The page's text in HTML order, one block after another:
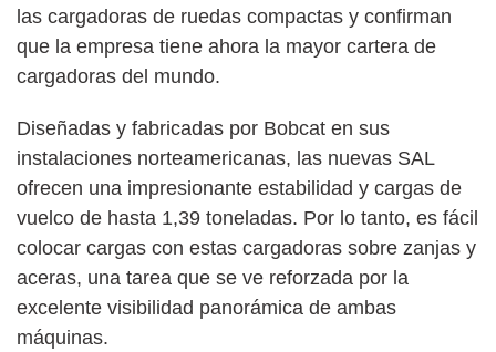
las cargadoras de ruedas compactas y confirman
que la empresa tiene ahora la mayor cartera de
cargadoras del mundo.
Diseñadas y fabricadas por Bobcat en sus
instalaciones norteamericanas, las nuevas SAL
ofrecen una impresionante estabilidad y cargas de
vuelco de hasta 1,39 toneladas. Por lo tanto, es fácil
colocar cargas con estas cargadoras sobre zanjas y
aceras, una tarea que se ve reforzada por la
excelente visibilidad panorámica de ambas
máquinas.